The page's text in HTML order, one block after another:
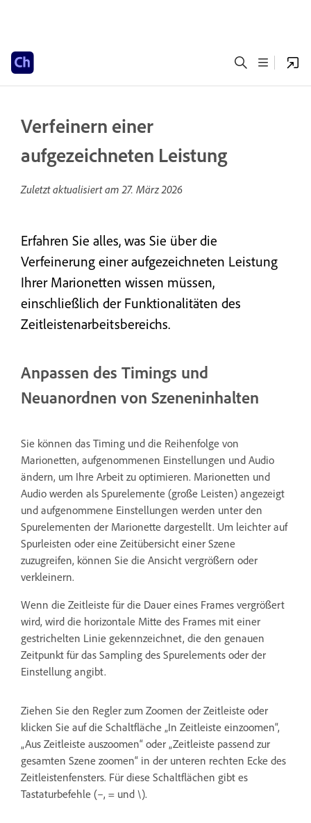
Verfeinern einer
aufgezeichneten Leistung
Zuletzt aktualisiert am27. März 2026
Erfahren Sie alles, was Sie über die
Verfeinerung einer aufgezeichneten Leistung
Ihrer Marionetten wissen müssen,
einschließlich der Funktionalitäten des
Zeitleistenarbeitsbereichs.
Anpassen des Timings und
Neuanordnen von Szeneninhalten
Sie können das Timing und die Reihenfolge von
Marionetten, aufgenommenen Einstellungen und Audio
ändern, um Ihre Arbeit zu optimieren. Marionetten und
Audio werden als Spurelemente (große Leisten) angezeigt
und aufgenommene Einstellungen werden unter den
Spurelementen der Marionette dargestellt. Um leichter auf
Spurleisten oder eine Zeitübersicht einer Szene
zuzugreifen, können Sie die Ansicht vergrößern oder
verkleinern.
Wenn die Zeitleiste für die Dauer eines Frames vergrößert
wird, wird die horizontale Mitte des Frames mit einer
gestrichelten Linie gekennzeichnet, die den genauen
Zeitpunkt für das Sampling des Spurelements oder der
Einstellung angibt.
Ziehen Sie den Regler zum Zoomen der Zeitleiste oder
klicken Sie auf die Schaltfläche „In Zeitleiste einzoomen“,
„Aus Zeitleiste auszoomen“ oder „Zeitleiste passend zur
gesamten Szene zoomen“ in der unteren rechten Ecke des
Zeitleistenfensters. Für diese Schaltflächen gibt es
Tastaturbefehle (–, = und \).